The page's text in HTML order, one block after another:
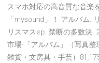
スマホ対応の高音質な音楽
「mysound」！ アルバム.
リスマスep. 禁断の多数決.
市場-「アルバム」（写真
雑貨・文房具・手芸）